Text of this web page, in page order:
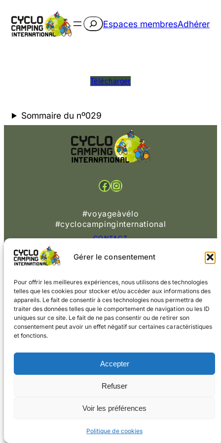
Gérer le consentement
Pour offrir les meilleures expériences, nous utilisons des technologies
telles que les cookies pour stocker et/ou accéder aux informations des
appareils. Le fait de consentir à ces technologies nous permettra de
traiter des données telles que le comportement de navigation ou les ID
uniques sur ce site. Le fait de ne pas consentir ou de retirer son
consentement peut avoir un effet négatif sur certaines caractéristiques
et fonctions.
Accepter
Refuser
Voir les préférences
Politique de cookies
Rechercher
Espaces membresAdhérer
Télécharger
Sommaire du nº029
Facebook Instagram
#voyageàvélo
#cyclocampinginternational
CONTACT
© 2026 Cyclo
Camping International
Cookies Mentions légales